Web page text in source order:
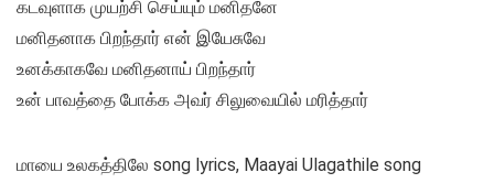
கடவுளாக முயற்சி செய்யும் மனிதனே
மனிதனாக பிறந்தார் என் இயேசுவே
உனக்காகவே மனிதனாய் பிறந்தார்
உன் பாவத்தை போக்க அவர் சிலுவையில் மரித்தார்
மாயை உலகத்திலே song lyrics, Maayai Ulagathile song